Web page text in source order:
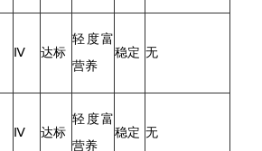
Ⅳ 达标
轻度富
营养
稳定 无
Ⅳ 达标
轻度富
营养
稳定 无